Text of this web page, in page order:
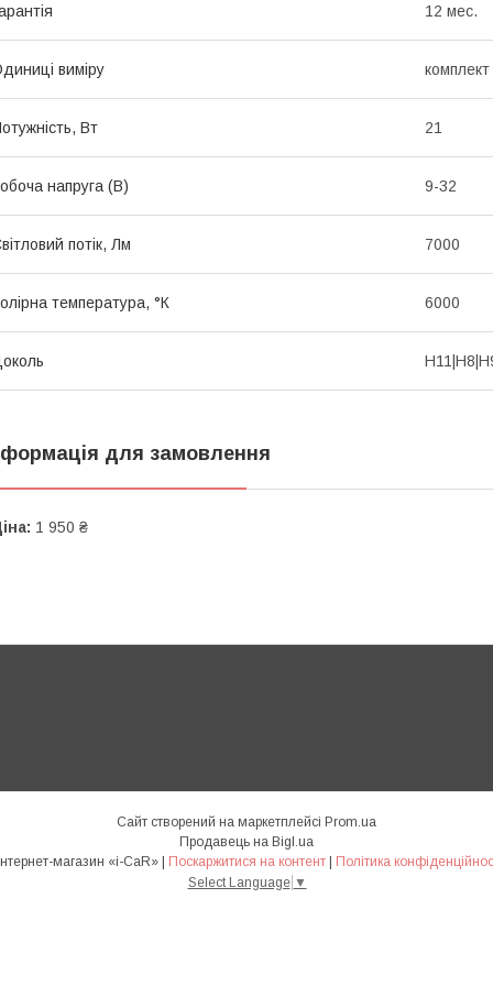
12 мес.
виміру комплект
Вт 21
напруга (В) 9-32
потік, Лм 7000
температура, °К 6000
для замовлення
1 950 ₴
Сайт створений на маркетплейсі Prom.ua
Продавець на Bigl.ua
Интернет-магазин «i-CaR» | Поскаржитися на контент | Політика
Select Language ▼